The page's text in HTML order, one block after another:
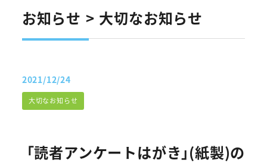
お知らせ > 大切なお知らせ
｢読者アンケートはがき｣(紙製)の
投稿日
2021/12/24
カテゴリー
大切なお知らせ